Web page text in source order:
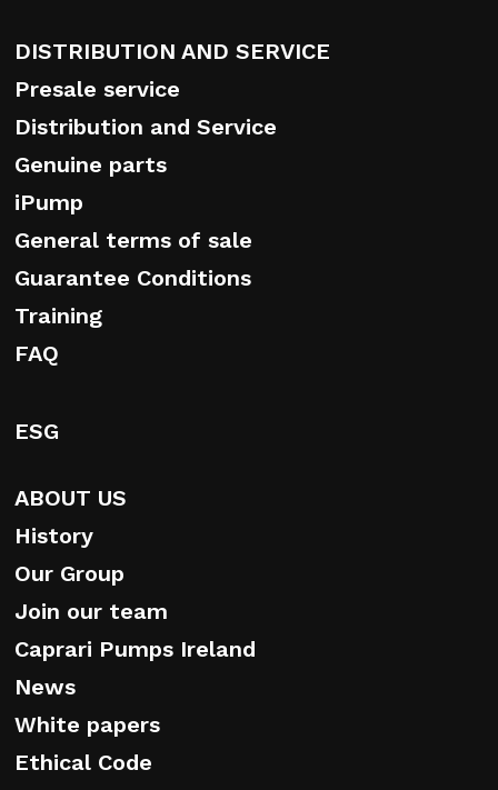
DISTRIBUTION AND SERVICE
Presale service
Distribution and Service
Genuine parts
iPump
General terms of sale
Guarantee Conditions
Training
FAQ
ESG
ABOUT US
History
Our Group
Join our team
Caprari Pumps Ireland
News
White papers
Ethical Code